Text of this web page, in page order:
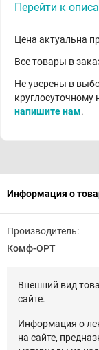
Перейти к
Цена актуальна
Все товары в
Не уверены в
круглосуточному
напишите нам.
Информация о
Производитель:
Комф-ОРТ
Внешний вид
сайте.
Информация о
на сайте,